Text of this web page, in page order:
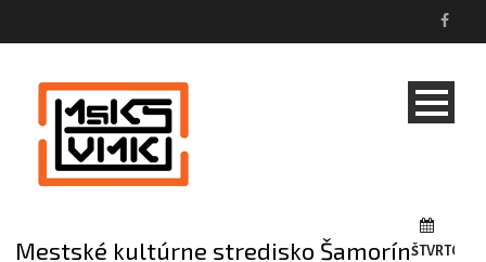
Mestské kultúrne stredisko ŠamorínŠTVRTOK,